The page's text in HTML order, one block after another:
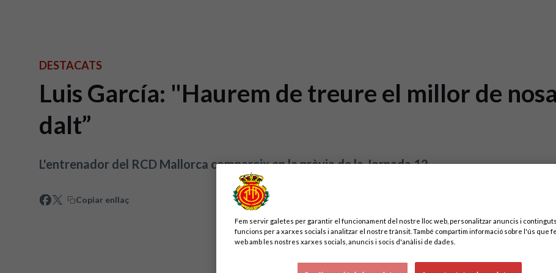
DESTACATS
Luis García: "Haurem de treure el millor de
dalt”
L'entrenador del RCD Mallorca compareix en la prèvia de la Jornada 12
Copiar enllaç
Fem servir galetes per garantir el funcionament del nostre lloc web, personalitzar anuncis i
funcions per a xarxes socials i analitzar el nostre trànsit. També compartim informació sobre l'ús que
web amb les nostres xarxes socials, anuncis i socis d'anàlisi de dades.